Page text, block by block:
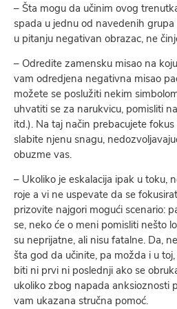
– Šta mogu da učinim ovog
spada u jednu od navedenih
u pitanju negativan obrazac, ne
– Odredite zamensku misao na
vam odredjena negativna misao
možete se poslužiti nekim
uhvatiti se za narukvicu, pomisliti
itd.). Na taj način prebacujete
slabite njenu snagu,
obuzme vas.
– Ukoliko je eskalacija ipak u toku,
roje a vi ne uspevate da se
prizovite najgori mogući scenario:
se, neko će o meni pomisliti nešto
su neprijatne, ali nisu fatalne. Da,
šta god da učinite, pa možda i u
biti ni prvi ni poslednji ako se
ukoliko zbog napada anksioznosti
vam ukazana stručna pomoć.